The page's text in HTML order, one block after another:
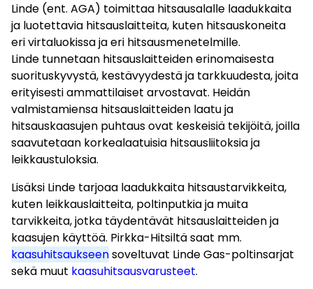
Linde (ent. AGA) toimittaa hitsausalalle laadukkaita
ja luotettavia hitsauslaitteita, kuten hitsauskoneita
eri virtaluokissa ja eri hitsausmenetelmille.
Linde tunnetaan hitsauslaitteiden erinomaisesta
suorituskyvystä, kestävyydestä ja tarkkuudesta, joita
erityisesti ammattilaiset arvostavat. Heidän
valmistamiensa hitsauslaitteiden laatu ja
hitsauskaasujen puhtaus ovat keskeisiä tekijöitä, joilla
saavutetaan korkealaatuisia hitsausliitoksia ja
leikkaustuloksia.
Lisäksi Linde tarjoaa laadukkaita hitsaustarvikkeita,
kuten leikkauslaitteita, poltinputkia ja muita
tarvikkeita, jotka täydentävät hitsauslaitteiden ja
kaasujen käyttöä. Pirkka-Hitsiltä saat mm.
kaasuhitsaukseensoveltuvat Linde Gas-poltinsarjat
sekä muut kaasuhitsausvarusteet.